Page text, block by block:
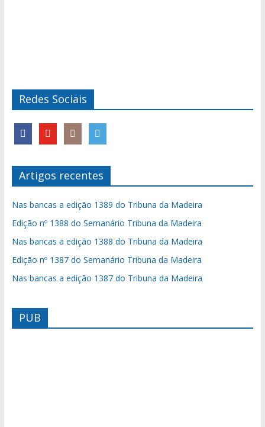
Redes Sociais
Artigos recentes
Nas bancas a edição 1389 do Tribuna da Madeira
Edição nº 1388 do Semanário Tribuna da Madeira
Nas bancas a edição 1388 do Tribuna da Madeira
Edição nº 1387 do Semanário Tribuna da Madeira
Nas bancas a edição 1387 do Tribuna da Madeira
PUB